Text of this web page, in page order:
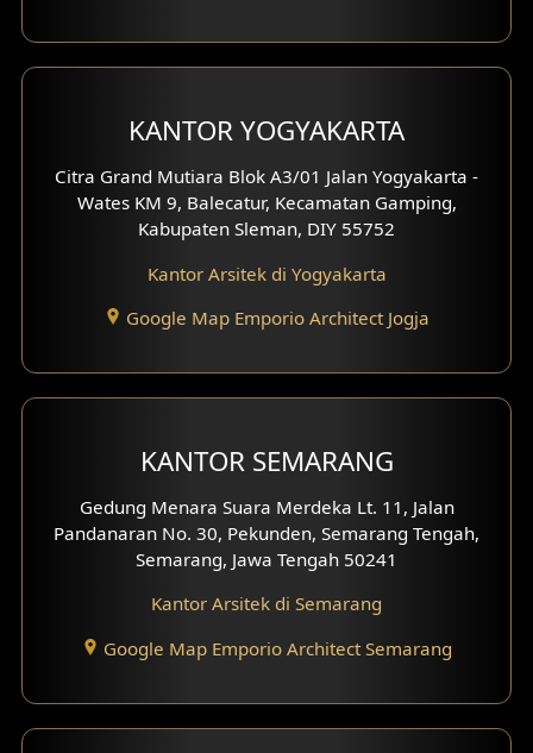
Desain Mezanin
Desain Rumah Moroccan
Desain Rumah Scandinavian
Desain Rumah Tradisional
Desain Rumah Santorini
Desain Void
Desain Toilet Tamu
Desain Kanopi
Desain Gazebo
Desain Pantry
Desain Koridor
KANTOR YOGYAKARTA
Citra Grand Mutiara Blok A3/01 Jalan Yogyakarta -
Wates KM 9, Balecatur, Kecamatan Gamping,
Kabupaten Sleman, DIY 55752
Kantor Arsitek di Yogyakarta
Google Map Emporio Architect Jogja
KANTOR SEMARANG
Gedung Menara Suara Merdeka Lt. 11, Jalan
Pandanaran No. 30, Pekunden, Semarang Tengah,
Semarang, Jawa Tengah 50241
Kantor Arsitek di Semarang
Google Map Emporio Architect Semarang